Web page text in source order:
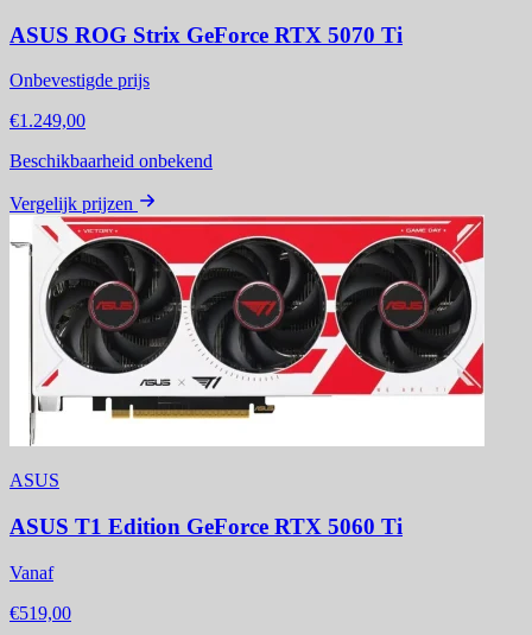
ASUS ROG Strix GeForce RTX 5070 Ti
Onbevestigde prijs
€1.249,00
Beschikbaarheid onbekend
Vergelijk prijzen
ASUS
ASUS T1 Edition GeForce RTX 5060 Ti
Vanaf
€519,00